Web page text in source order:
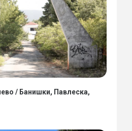
/ Банишки, Павлеска,